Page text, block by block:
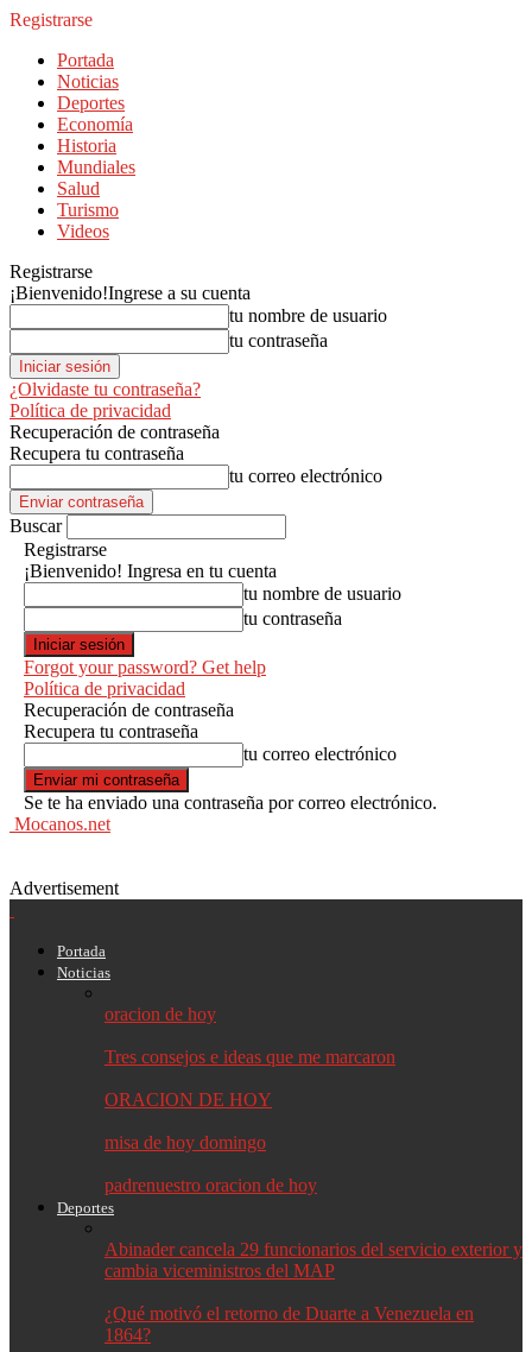
Registrarse
Portada
Noticias
Deportes
Economía
Historia
Mundiales
Salud
Turismo
Videos
Registrarse
¡Bienvenido!Ingrese a su cuenta
tu nombre de usuario
tu contraseña
¿Olvidaste tu contraseña?
Política de privacidad
Recuperación de contraseña
Recupera tu contraseña
tu correo electrónico
Buscar
Registrarse
¡Bienvenido! Ingresa en tu cuenta
tu nombre de usuario
tu contraseña
Forgot your password? Get help
Política de privacidad
Recuperación de contraseña
Recupera tu contraseña
tu correo electrónico
Se te ha enviado una contraseña por correo electrónico.
Mocanos.net
Advertisement
Portada
Noticias
oracion de hoy
Tres consejos e ideas que me marcaron
ORACION DE HOY
misa de hoy domingo
padrenuestro oracion de hoy
Deportes
Abinader cancela 29 funcionarios del servicio exterior y
cambia viceministros del MAP
¿Qué motivó el retorno de Duarte a Venezuela en
1864?